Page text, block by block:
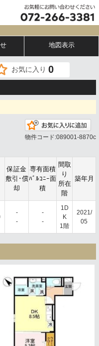
地図表示
お気に入り 0
物件コード:089001-8870c
保証金
敷引･償
却
専有面積
ﾊﾞﾙｺﾆｰ面
積
間取
り
所在
階
築年月
-
-
-
-
1D
K
1階
2021/
05